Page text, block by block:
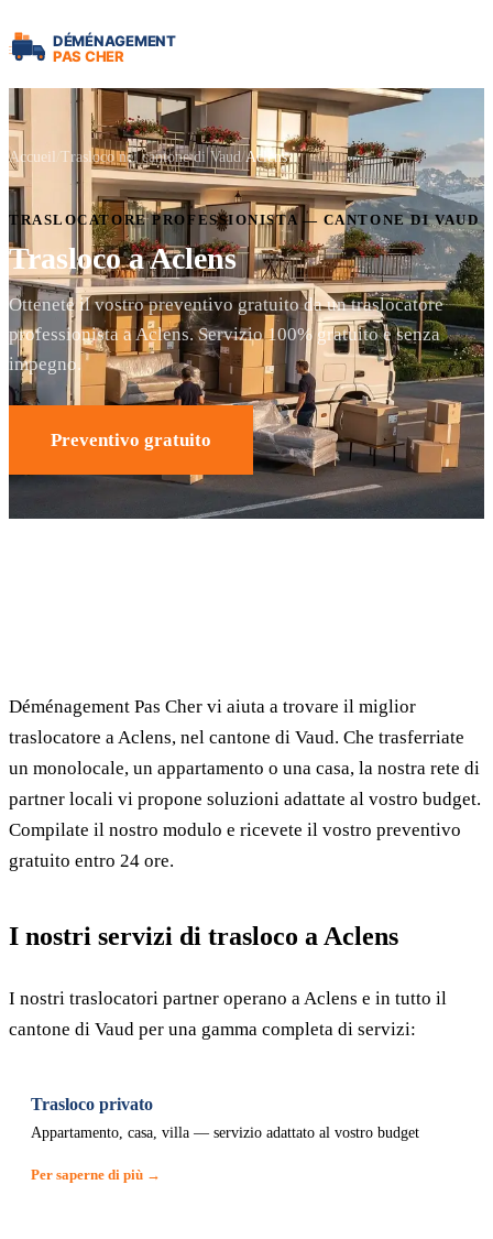
Accueil Trasloco nel cantone di Vaud Aclens
TRASLOCATORE PROFESSIONISTA — CANTONE DI VAUD
Trasloco a Aclens
Ottenete il vostro preventivo gratuito da un traslocatore
professionista a Aclens. Servizio 100% gratuito e senza
impegno.
Preventivo gratuito
Déménagement Pas Cher vi aiuta a trovare il miglior
traslocatore a Aclens, nel cantone di Vaud. Che trasferriate
un monolocale, un appartamento o una casa, la nostra rete di
partner locali vi propone soluzioni adattate al vostro budget.
Compilate il nostro modulo e ricevete il vostro preventivo
gratuito entro 24 ore.
I nostri servizi di trasloco a Aclens
I nostri traslocatori partner operano a Aclens e in tutto il
cantone di Vaud per una gamma completa di servizi:
Trasloco privato
Appartamento, casa, villa — servizio adattato al vostro budget
Per saperne di più →